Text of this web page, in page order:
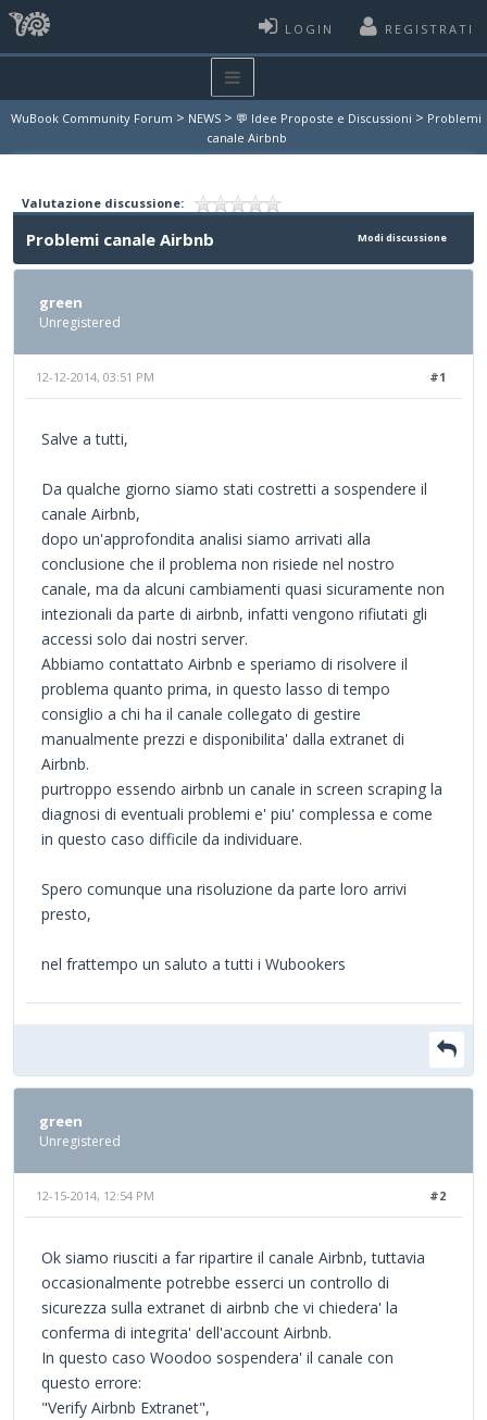
LOGIN REGISTRATI
WuBook Community Forum > NEWS > 💬 Idee Proposte e Discussioni > Problemi
canale Airbnb
Valutazione discussione:
Modi discussione
Problemi canale Airbnb
green
Unregistered
#1
12-12-2014, 03:51 PM
Salve a tutti,
Da qualche giorno siamo stati costretti a sospendere il
canale Airbnb,
dopo un'approfondita analisi siamo arrivati alla
conclusione che il problema non risiede nel nostro
canale, ma da alcuni cambiamenti quasi sicuramente non
intezionali da parte di airbnb, infatti vengono rifiutati gli
accessi solo dai nostri server.
Abbiamo contattato Airbnb e speriamo di risolvere il
problema quanto prima, in questo lasso di tempo
consiglio a chi ha il canale collegato di gestire
manualmente prezzi e disponibilita' dalla extranet di
Airbnb.
purtroppo essendo airbnb un canale in screen scraping la
diagnosi di eventuali problemi e' piu' complessa e come
in questo caso difficile da individuare.
Spero comunque una risoluzione da parte loro arrivi
presto,
nel frattempo un saluto a tutti i Wubookers
green
Unregistered
#2
12-15-2014, 12:54 PM
Ok siamo riusciti a far ripartire il canale Airbnb, tuttavia
occasionalmente potrebbe esserci un controllo di
sicurezza sulla extranet di airbnb che vi chiedera' la
conferma di integrita' dell'account Airbnb.
In questo caso Woodoo sospendera' il canale con
questo errore:
"Verify Airbnb Extranet",